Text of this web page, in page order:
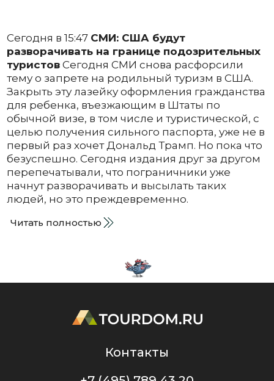
Сегодня в 15:47 СМИ: США будут
разворачивать на границе подозрительных
туристовСегодня СМИ снова расфорсили
тему о запрете на родильный туризм в США.
Закрыть эту лазейку оформления гражданства
для ребенка, въезжающим в Штаты по
обычной визе, в том числе и туристической, с
целью получения сильного паспорта, уже не в
первый раз хочет Дональд Трамп. Но пока что
безуспешно. Сегодня издания друг за другом
перепечатывали, что пограничники уже
начнут разворачивать и высылать таких
людей, но это преждевременно.
Читать полностью
Контакты